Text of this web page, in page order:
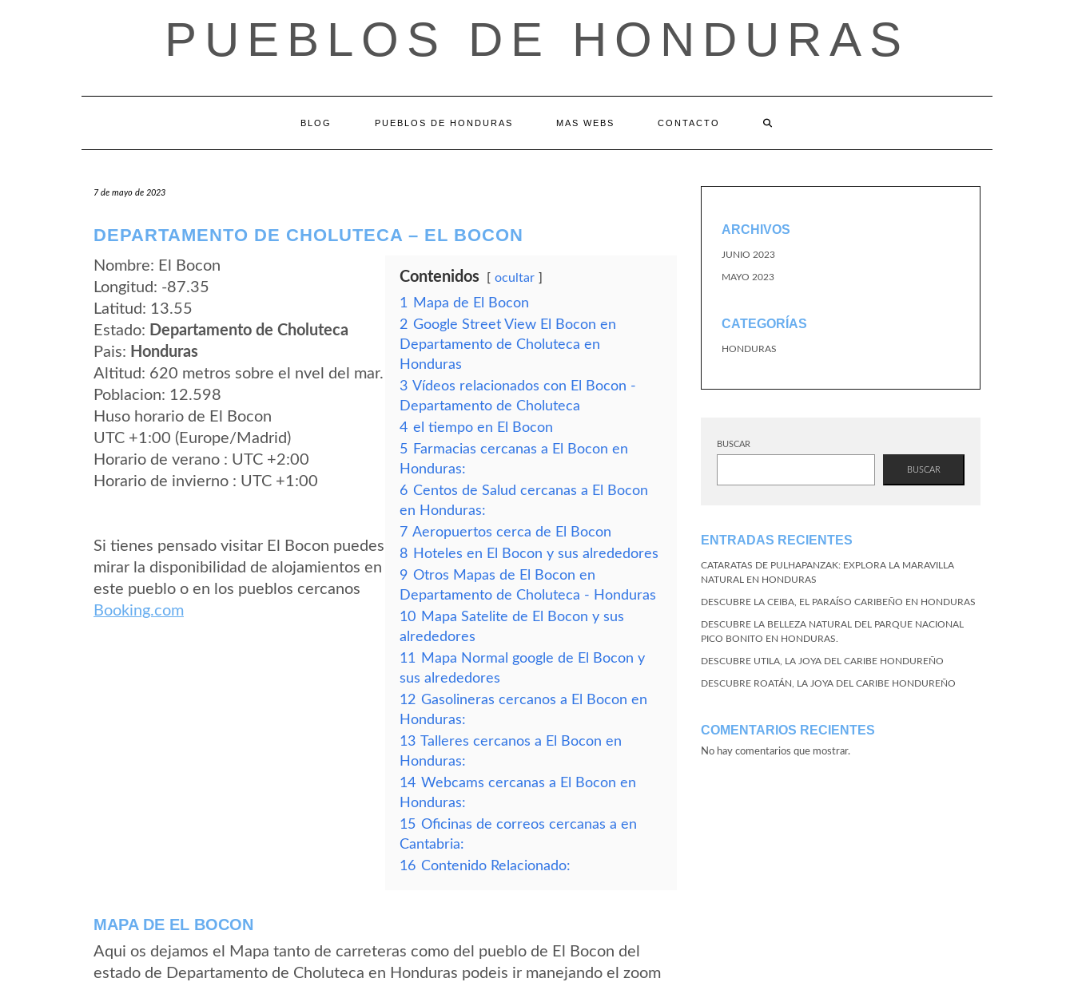
PUEBLOS DE HONDURAS
BLOG PUEBLOS DE HONDURAS MAS WEBS CONTACTO
7 de mayo de 2023
DEPARTAMENTO DE CHOLUTECA – EL BOCON
Nombre: El Bocon
Longitud: -87.35
Latitud: 13.55
Estado: Departamento de Choluteca
Pais: Honduras
Altitud: 620 metros sobre el nvel del mar.
Poblacion: 12.598
Huso horario de El Bocon
UTC +1:00 (Europe/Madrid)
Horario de verano : UTC +2:00
Horario de invierno : UTC +1:00
Si tienes pensado visitar El Bocon puedes
mirar la disponibilidad de alojamientos en
este pueblo o en los pueblos cercanos
Booking.com
Contenidos ocultar
1
Mapa de El Bocon
2 Google Street View El Bocon en
Departamento de Choluteca en
Honduras
3 Vídeos relacionados con El Bocon -
Departamento de Choluteca
4 el tiempo en El Bocon
5 Farmacias cercanas a El Bocon en
Honduras:
6 Centos de Salud cercanas a El Bocon
en Honduras:
7 Aeropuertos cerca de El Bocon
8 Hoteles en El Bocon y sus alrededores
9 Otros Mapas de El Bocon en
Departamento de Choluteca - Honduras
10 Mapa Satelite de El Bocon y sus
alrededores
11
Mapa Normal google de El Bocon y
sus alrededores
12 Gasolineras cercanos a El Bocon en
Honduras:
13 Talleres cercanos a El Bocon en
Honduras:
14 Webcams cercanas a El Bocon en
Honduras:
15 Oficinas de correos cercanas a en
Cantabria:
16 Contenido Relacionado:
MAPA DE EL BOCON
Aqui os dejamos el Mapa tanto de carreteras como del pueblo de El Bocon del
estado de Departamento de Choluteca en Honduras podeis ir manejando el zoom
ARCHIVOS
JUNIO 2023
MAYO 2023
CATEGORÍAS
HONDURAS
BUSCAR
BUSCAR
ENTRADAS RECIENTES
CATARATAS DE PULHAPANZAK: EXPLORA LA MARAVILLA
NATURAL EN HONDURAS
DESCUBRE LA CEIBA, EL PARAÍSO CARIBEÑO EN HONDURAS
DESCUBRE LA BELLEZA NATURAL DEL PARQUE NACIONAL
PICO BONITO EN HONDURAS.
DESCUBRE UTILA, LA JOYA DEL CARIBE HONDUREÑO
DESCUBRE ROATÁN, LA JOYA DEL CARIBE HONDUREÑO
COMENTARIOS RECIENTES
No hay comentarios que mostrar.